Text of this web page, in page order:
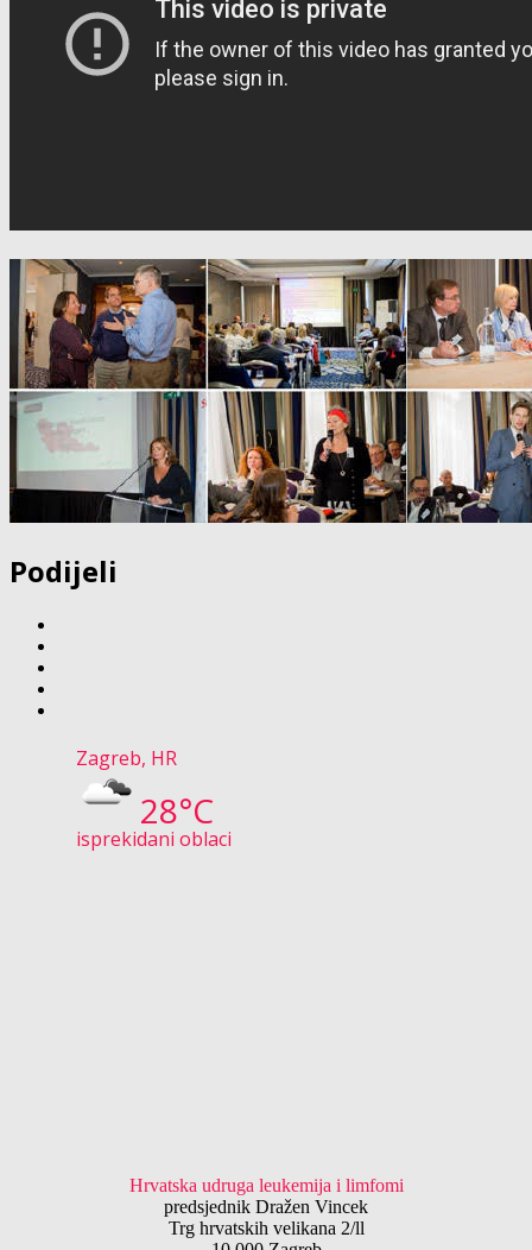
Podijeli
Zagreb, HR
28°C
isprekidani oblaci
Hrvatska udruga leukemija i limfomi
predsjednik Dražen Vincek
Trg hrvatskih velikana 2/ll